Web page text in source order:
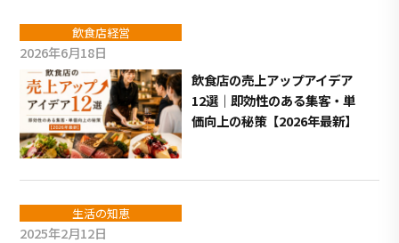
飲食店経営
2026年6月18日
飲食店の売上アップアイデア
12選｜即効性のある集客・単
価向上の秘策【2026年最新】
生活の知恵
2025年2月12日